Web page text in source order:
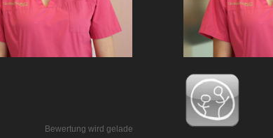
Bewertung wird geladen…